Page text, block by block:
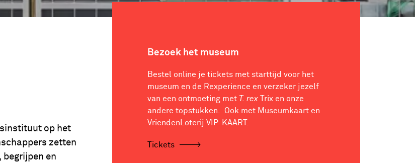
op het
zetten
begrijpen en
Bezoek het museum
Bestel online je tickets met starttijd voor het
museum en de Rexperience en verzeker jezelf
van een ontmoeting met T. rex Trix en onze
andere topstukken. Ook met Museumkaart en
VriendenLoterij VIP-KAART.
Tickets